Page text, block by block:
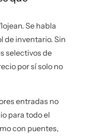
Se habla
de inventario. Sin
selectivos de
por sí solo no
entradas no
para todo el
con puentes,